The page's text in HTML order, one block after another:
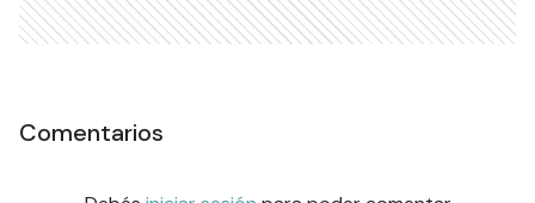
Comentarios